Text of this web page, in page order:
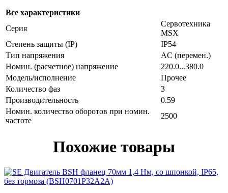
Все характеристики
Серия
Сервотехника
MSX
Степень защиты (IP)
IP54
Тип напряжения
AC (перемен.)
Номин. (расчетное) напряжение
220.0...380.0
Модель/исполнение
Прочее
Количество фаз
3
Производительность
0.59
Номин. количество оборотов при номин.
частоте
2500
Похожие товары